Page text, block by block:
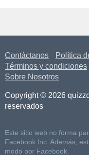
Contáctanos
Política
Términos y condiciones
Sobre Nosotros
Copyright © 2026
reservados
Este sitio web no forma
Facebook Inc. Además,
modo por Facebook.